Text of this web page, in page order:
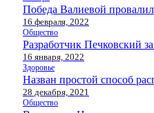
Победа Валиевой
16 февраля, 2022
Общество
Разработчик Печковский
16 января, 2022
Здоровье
Назван простой способ
28 декабря, 2021
Общество